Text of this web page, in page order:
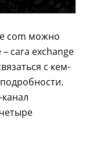
com можно
– cara exchange
с кем-